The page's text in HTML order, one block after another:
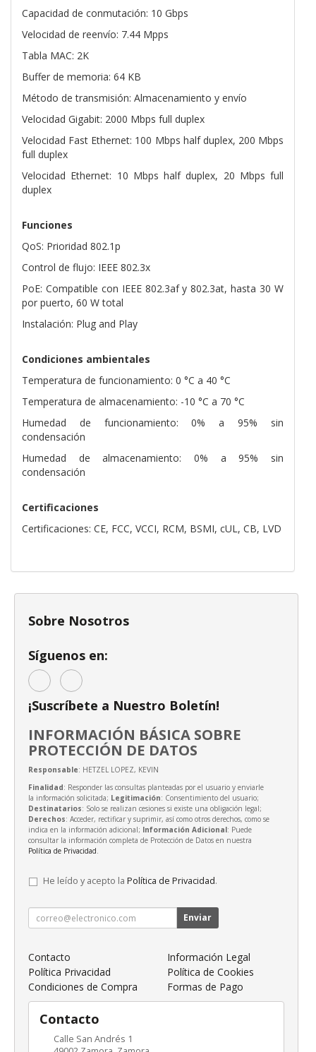
Capacidad de conmutación: 10 Gbps
Velocidad de reenvío: 7.44 Mpps
Tabla MAC: 2K
Buffer de memoria: 64 KB
Método de transmisión: Almacenamiento y envío
Velocidad Gigabit: 2000 Mbps full duplex
Velocidad Fast Ethernet: 100 Mbps half duplex, 200 Mbps
full duplex
Velocidad Ethernet: 10 Mbps half duplex, 20 Mbps full
duplex
Funciones
QoS: Prioridad 802.1p
Control de flujo: IEEE 802.3x
PoE: Compatible con IEEE 802.3af y 802.3at, hasta 30 W
por puerto, 60 W total
Instalación: Plug and Play
Condiciones ambientales
Temperatura de funcionamiento: 0 °C a 40 °C
Temperatura de almacenamiento: -10 °C a 70 °C
Humedad de funcionamiento: 0% a 95% sin
condensación
Humedad de almacenamiento: 0% a 95% sin
condensación
Certificaciones
Certificaciones: CE, FCC, VCCI, RCM, BSMI, cUL, CB, LVD
Sobre Nosotros
Síguenos en:
¡Suscríbete a Nuestro Boletín!
INFORMACIÓN BÁSICA SOBRE
PROTECCIÓN DE DATOS
Responsable: HETZEL LOPEZ, KEVIN
Finalidad: Responder las consultas planteadas por el usuario y enviarle
la información solicitada; Legitimación: Consentimiento del usuario;
Destinatarios: Solo se realizan cesiones si existe una obligación legal;
Derechos: Acceder, rectificar y suprimir, así como otros derechos, como se
indica en la información adicional; Información Adicional: Puede
consultar la información completa de Protección de Datos en nuestra
Política de Privacidad.
He leído y acepto la Política de Privacidad.
Enviar
Contacto
Información Legal
Política Privacidad
Política de Cookies
Condiciones de Compra
Formas de Pago
Contacto
Calle San Andrés 1